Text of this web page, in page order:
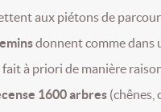
aux piétons de
donnent comme dans
fait à priori de manière
1600 arbres (chênes,